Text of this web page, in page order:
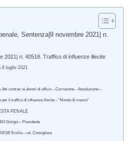
Sentenza|9 novembre 2021| n.
2021| n. 40518. Traffico di influenze illecite
8 luglio 2021
Atti contrari ai doveri di ufficio – Corruzione – Assoluzione –
per il traffico di influenze illecite – “Mondo di mezzo”
PENALE
Giorgio – Presidente
Ersilia – rel. Consigliere